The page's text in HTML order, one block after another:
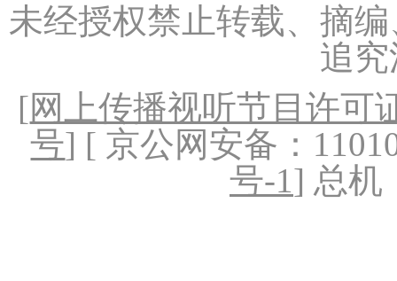
未经授权禁止转载、摘
追
[网上传播视听节目许可
号] [ 京公网安备：
号-1] 总机